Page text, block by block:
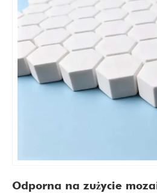
Odporna na zużycie